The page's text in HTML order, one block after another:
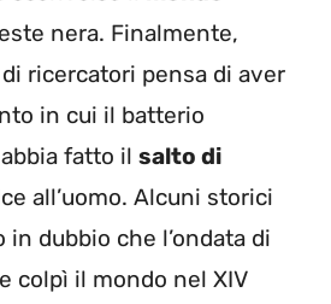
nera. Finalmente,
ricercatori pensa di aver
in cui il batterio
abbia fatto il salto di
all’uomo. Alcuni storici
dubbio che l’ondata di
colpì il mondo nel XIV